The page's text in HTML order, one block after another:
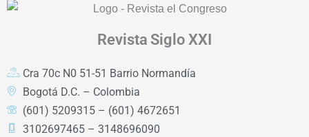
Revista Siglo XXI
Cra 70c N0 51-51 Barrio Normandía
Bogotá D.C. – Colombia
(601) 5209315 – (601) 4672651
3102697465 – 3148696090